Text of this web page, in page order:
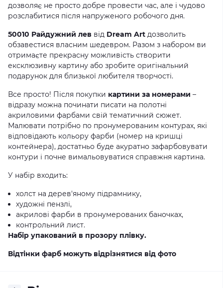
дозволяє не просто добре провести час, але і чудово
розслабитися після напруженого робочого дня.
50010 Райдужний лев від Dream Art дозволить
обзавестися власним шедевром. Разом з набором ви
отримаєте прекрасну можливість створити
ексклюзивну картину або зробите оригінальний
подарунок для близької любителя творчості.
Все просто! Після покупки картини за номерами –
відразу можна починати писати на полотні
акриловими фарбами свій тематичний сюжет.
Малювати потрібно по пронумерованим контурах, які
відповідають кольору фарби (номер на кришці
контейнера), достатньо буде акуратно зафарбовувати
контури і почне вимальовуватися справжня картина.
У набір входить:
холст на дерев'яному підрамнику,
художні пензлі,
акрилові фарби в пронумерованих баночках,
контрольний лист.
Набір упакований в прозору плівку.
Відтінки фарб можуть відрізнятися від фото